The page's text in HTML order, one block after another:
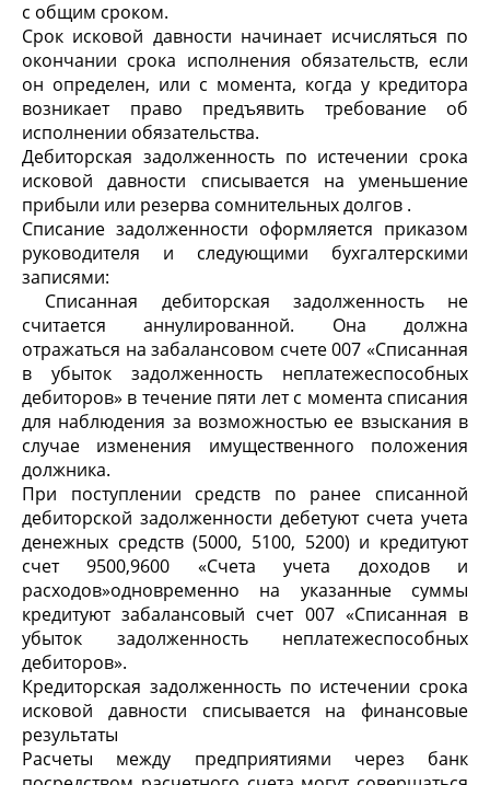
с общим сроком.
Срок исковой давности начинает исчисляться по
окончании срока исполнения обязательств, если
он определен, или с момента, когда у кредитора
возникает право предъявить требование об
исполнении обязательства.
Дебиторская задолженность по истечении срока
исковой давности списывается на уменьшение
прибыли или резерва сомнительных долгов .
Списание задолженности оформляется приказом
руководителя и следующими бухгалтерскими
записями:
Списанная дебиторская задолженность не
считается аннулированной. Она должна
отражаться на забалансовом счете 007 «Списанная
в убыток задолженность неплатежеспособных
дебиторов» в течение пяти лет с момента списания
для наблюде­ния за возможностью ее взыскания в
случае изменения имущественного положения
должника.
При поступлении средств по ранее списанной
дебиторской задолженности дебетуют счета учета
денежных средств (5000, 5100, 5200) и кредитуют
счет 9500,9600 «Счета учета доходов и
расходов»одновременно на указанные суммы
кредитуют забалансовый счет 007 «Списанная в
убыток задолженность неплатежеспособных
дебиторов».
Кредиторская задолженность по истечении срока
исковой давности списывается на финансовые
результаты
Расчеты между предприятиями через банк